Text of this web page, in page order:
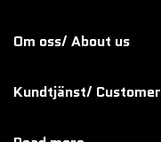
Om oss/ About us
Kundtjänst/